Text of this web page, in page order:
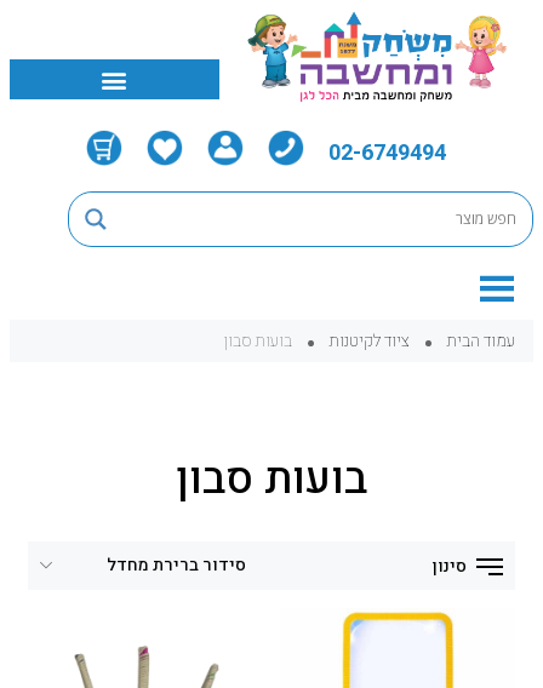
02-6749494
עמוד הבית ציוד לקיטנות בועות סבון
בועות סבון
סינון